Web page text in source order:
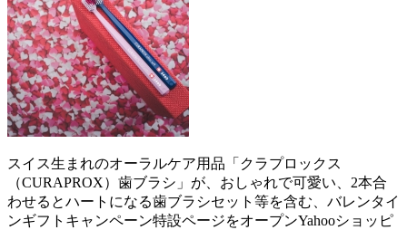
スイス生まれのオーラルケア用品「クラプロックス
（CURAPROX）歯ブラシ」が、おしゃれで可愛い、2本合
わせるとハートになる歯ブラシセット等を含む、バレンタイ
ンギフトキャンペーン特設ページをオープンYahooショッピ